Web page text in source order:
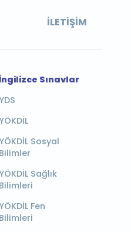
İLETIŞIM
Sınavlar
YDS
YÖKDİL
YÖKDİL Sosyal
Bilimler
YÖKDİL Sağlık
Bilimleri
YÖKDİL Fen
Bilimleri